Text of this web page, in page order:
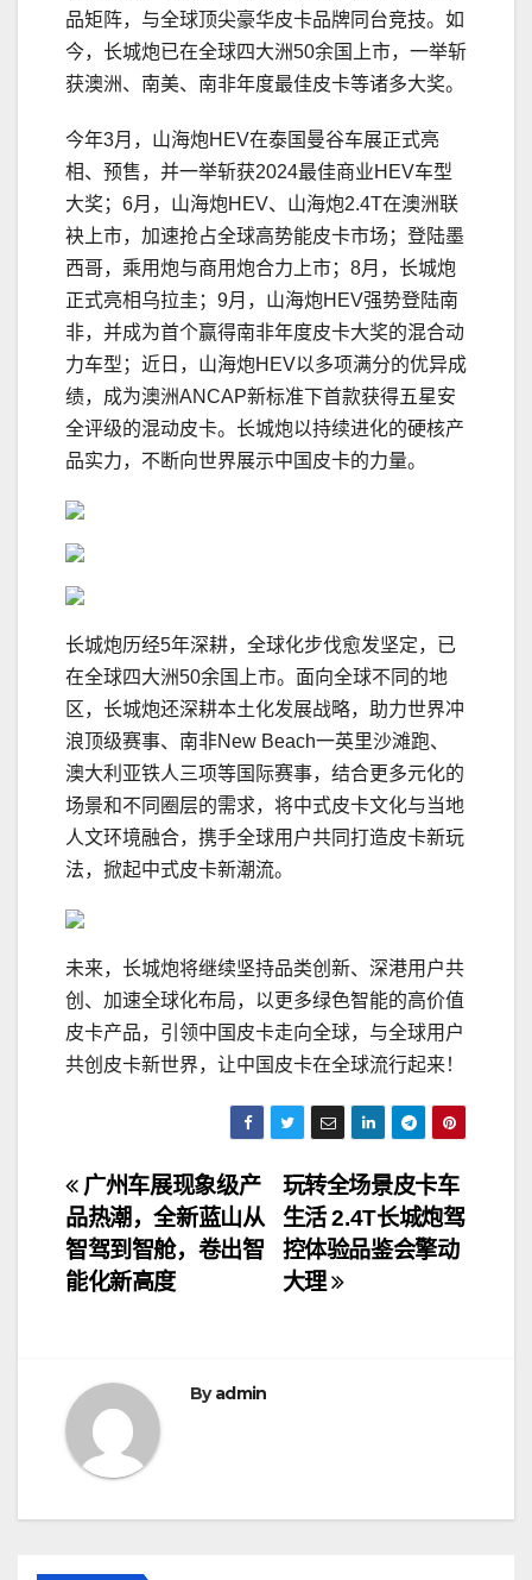
品矩阵，与全球顶尖豪华皮卡品牌同台竞技。如
今，长城炮已在全球四大洲50余国上市，一举斩
获澳洲、南美、南非年度最佳皮卡等诸多大奖。
今年3月，山海炮HEV在泰国曼谷车展正式亮
相、预售，并一举斩获2024最佳商业HEV车型
大奖；6月，山海炮HEV、山海炮2.4T在澳洲联
袂上市，加速抢占全球高势能皮卡市场；登陆墨
西哥，乘用炮与商用炮合力上市；8月，长城炮
正式亮相乌拉圭；9月，山海炮HEV强势登陆南
非，并成为首个赢得南非年度皮卡大奖的混合动
力车型；近日，山海炮HEV以多项满分的优异成
绩，成为澳洲ANCAP新标准下首款获得五星安
全评级的混动皮卡。长城炮以持续进化的硬核产
品实力，不断向世界展示中国皮卡的力量。
长城炮历经5年深耕，全球化步伐愈发坚定，已
在全球四大洲50余国上市。面向全球不同的地
区，长城炮还深耕本土化发展战略，助力世界冲
浪顶级赛事、南非New Beach一英里沙滩跑、
澳大利亚铁人三项等国际赛事，结合更多元化的
场景和不同圈层的需求，将中式皮卡文化与当地
人文环境融合，携手全球用户共同打造皮卡新玩
法，掀起中式皮卡新潮流。
未来，长城炮将继续坚持品类创新、深港用户共
创、加速全球化布局，以更多绿色智能的高价值
皮卡产品，引领中国皮卡走向全球，与全球用户
共创皮卡新世界，让中国皮卡在全球流行起来！
文
章
导
玩转全场景皮卡车
生活 2.4T长城炮驾
控体验品鉴会擎动
大理
广州车展现象级产
品热潮，全新蓝山从
智驾到智舱，卷出智
能化新高度
Byadmin